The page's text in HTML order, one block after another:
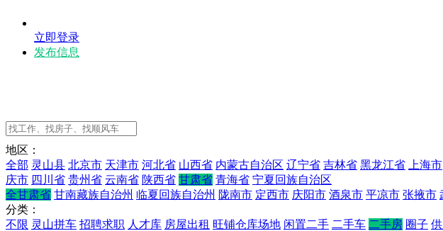
立即登录
发布信息
地区：
全部 灵山县 北京市 天津市 河北省 山西省 内蒙古自治区 辽宁省 吉林省 黑龙江省 上海市
庆市 四川省 贵州省 云南省 陕西省 甘肃省 青海省 宁夏回族自治区
全甘肃省 甘南藏族自治州 临夏回族自治州 陇南市 定西市 庆阳市 酒泉市 平凉市 张掖市
分类：
不限 灵山拼车 招聘求职 人才库 房屋出租 旺铺仓库场地 闲置二手 二手车 二手房 圈子